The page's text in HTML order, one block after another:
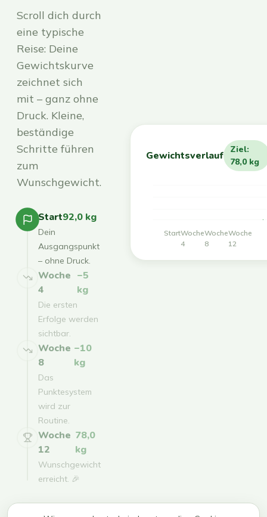
Scroll dich durch
eine typische
Reise: Deine
Gewichtskurve
zeichnet sich
mit – ganz ohne
Druck. Kleine,
beständige
Schritte führen
zum
Wunschgewicht.
Start92,0 kg
Dein
Ausgangspunkt
– ohne Druck.
Woche
4
−5
kg
Die ersten
Erfolge werden
sichtbar.
Woche
8
−10
kg
Das
Punktesystem
wird zur
Routine.
Woche
12
78,0
kg
Wunschgewicht
erreicht. 🎉
Gewichtsverlauf
Ziel:
78,0 kg
StartWoche
4
Woche
8
Woche
12